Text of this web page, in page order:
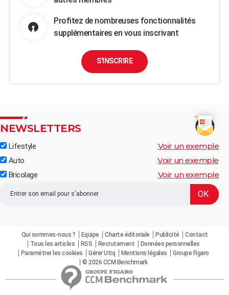
Profitez de nombreuses fonctionnalités
supplémentaires en vous inscrivant
S'INSCRIRE
NEWSLETTERS
Lifestyle Voir un exemple
Auto Voir un exemple
Bricolage Voir un exemple
Qui sommes-nous ? Equipe Charte éditoriale Publicité
Contact
Tous les articles
RSS Recrutement
Données personnelles
Paramétrer les cookies
Gérer Utiq Mentions légales
Groupe Figaro
© 2026 CCM Benchmark